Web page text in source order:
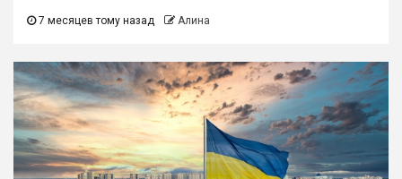
7 месяцев тому назад Алина